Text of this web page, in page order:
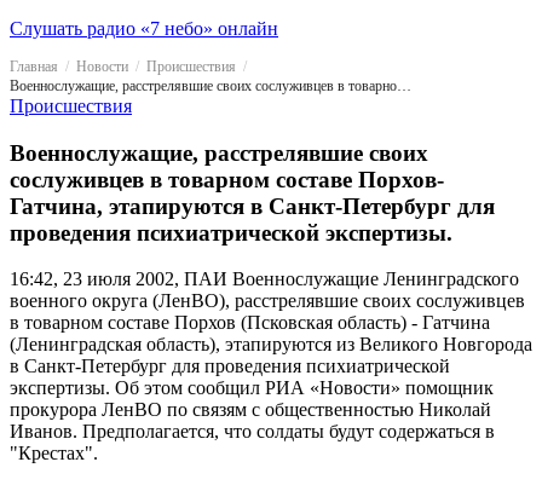
Слушать радио «7 небо» онлайн
Главная Новости
Происшествия
Военнослужащие, расстрелявшие своих сослуживцев в товарном составе Порхов-Гатчина, этапируются в Санкт-Петербург для проведения психиатрической экспертизы.
Происшествия
Военнослужащие, расстрелявшие своих
сослуживцев в товарном составе Порхов-
Гатчина, этапируются в Санкт-Петербург для
проведения психиатрической экспертизы.
16:42, 23 июля 2002, ПАИ Военнослужащие Ленинградского
военного округа (ЛенВО), расстрелявшие своих сослуживцев
в товарном составе Порхов (Псковская область) - Гатчина
(Ленинградская область), этапируются из Великого Новгорода
в Санкт-Петербург для проведения психиатрической
экспертизы. Об этом сообщил РИА «Новости» помощник
прокурора ЛенВО по связям с общественностью Николай
Иванов. Предполагается, что солдаты будут содержаться в
"Крестах".